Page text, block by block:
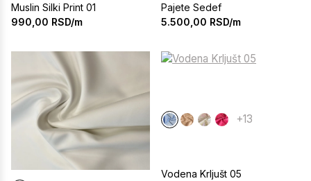
Muslin Silki Print 01
990,00 RSD/m
Pajete Sedef
5.500,00 RSD/m
+13
Vodena Krljušt 05